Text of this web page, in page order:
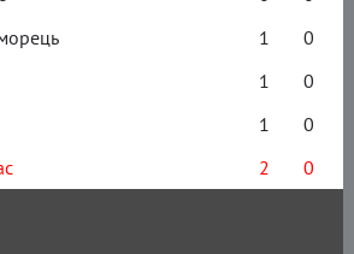
1
0
1
0
1
0
2 0